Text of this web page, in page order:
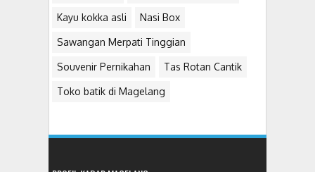
Kayu kokka asli Nasi Box
Sawangan Merpati Tinggian
Souvenir Pernikahan Tas Rotan Cantik
Toko batik di Magelang